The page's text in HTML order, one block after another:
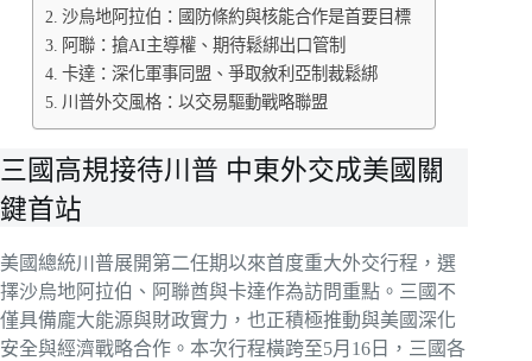
沙烏地阿拉伯：國防條約與核能合作是首要目標
阿聯：搶AI主導權、期待鬆綁出口管制
卡達：深化軍事同盟、爭取敘利亞制裁鬆綁
川普外交風格：以交易驅動戰略聯盟
三國高規接待川普 中東外交成美國關
鍵首站
美國總統川普展開第二任期以來首度重大外交行程，選
擇沙烏地阿拉伯、阿聯酋與卡達作為訪問重點。三國不
僅具備龐大能源與財政實力，也正積極推動與美國深化
安全與經濟戰略合作。本次行程橫跨至5月16日，三國各